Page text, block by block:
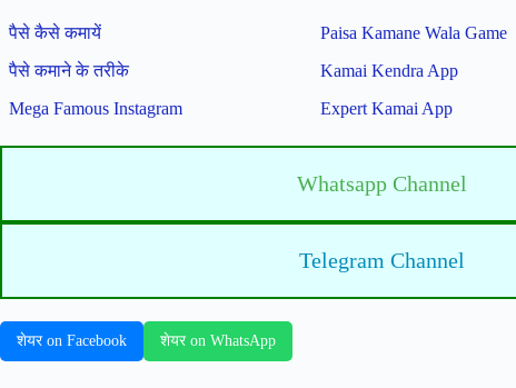
पैसे कैसे कमायें Paisa Kamane Wala Game
पैसे कमाने के तरीके
Kamai Kendra App
Mega Famous Instagram
Expert Kamai App
Whatsapp Channel
Telegram Channel
शेयर on Facebook शेयर on WhatsApp